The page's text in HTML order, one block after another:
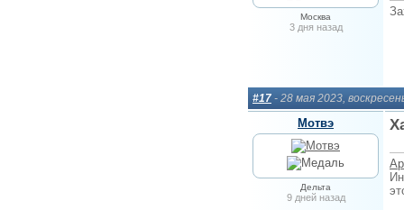
Москва
3 дня назад
#17 - 28 мая 2023,
Мотвэ
Дельта
9 дней назад